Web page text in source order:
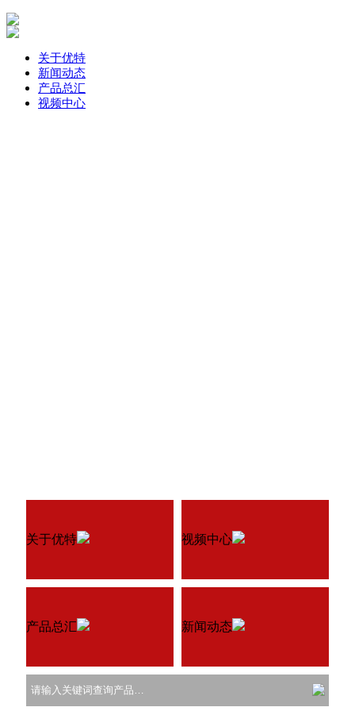
关于优特
新闻动态
产品总汇
视频中心
关于优特 视频中心
产品总汇 新闻动态